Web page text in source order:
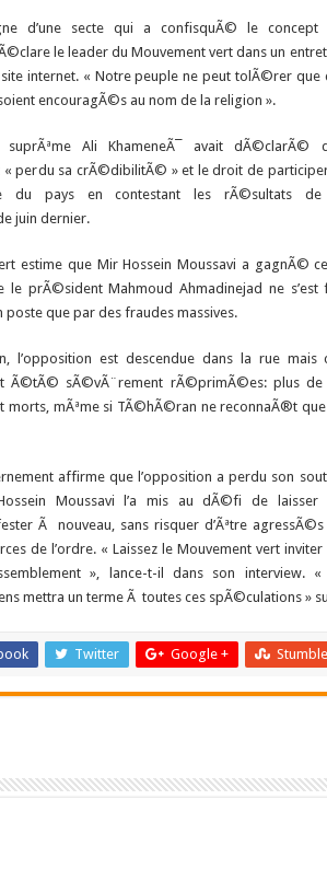
d’une secte qui a confisquÃ© le concept
le leader du Mouvement vert dans un
internet. « Notre peuple ne peut tolÃ©rer que
encouragÃ©s au nom de la religion ».
suprÃªme Ali KhameneÃ¯ avait dÃ©clarÃ©
« perdu sa crÃ©dibilitÃ© » et le droit de
du pays en contestant les rÃ©sultats
juin dernier.
estime que Mir Hossein Moussavi a gagnÃ©
le prÃ©sident Mahmoud Ahmadinejad ne s’est
que par des fraudes massives.
l’opposition est descendue dans la rue mais
Ã©tÃ© sÃ©vÃ¨rement rÃ©primÃ©es: plus de
morts, mÃªme si TÃ©hÃ©ran ne reconnaÃ®t que
affirme que l’opposition a perdu son
Moussavi l’a mis au dÃ©fi de laisser
Ã nouveau, sans risquer d’Ãªtre agressÃ©s
de l’ordre. « Laissez le Mouvement vert inviter
», lance-t-il dans son interview. «
mettra un terme Ã toutes ces spÃ©culations »
Twitter Google +